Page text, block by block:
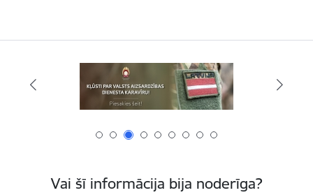
Vai šī informācija bija noderīga?